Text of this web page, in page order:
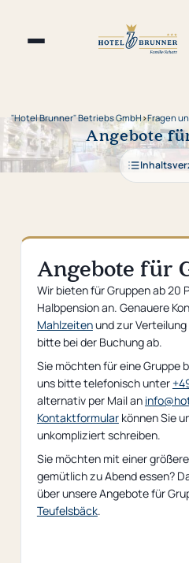
"Hotel Brunner" Betriebs GmbH›Fragen
Angebote
Angebote für
Wir bieten für Gruppen ab 20
Halbpension an. Genauere
Mahlzeitenund zur Verteilung
bitte bei der Buchung ab.
Sie möchten für eine Gruppe
uns bitte telefonisch unter
alternativ per Mail an
Kontaktformularkönnen Sie
unkompliziert schreiben.
Sie möchten mit einer
gemütlich zu Abend essen?
über unsere Angebote für
Teufelsbäck.